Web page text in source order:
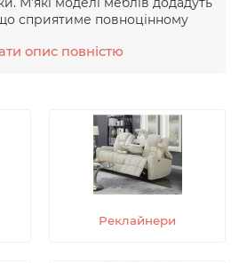
сприятиме повноцінному
підтримки організму
свій результат, оскільки,
гармонія інтер'єру та
Правильно обставлена
та повністю відповідає
Навіть невеликий м'який
зручним та затишним. У
опис повністю
Реклайнери